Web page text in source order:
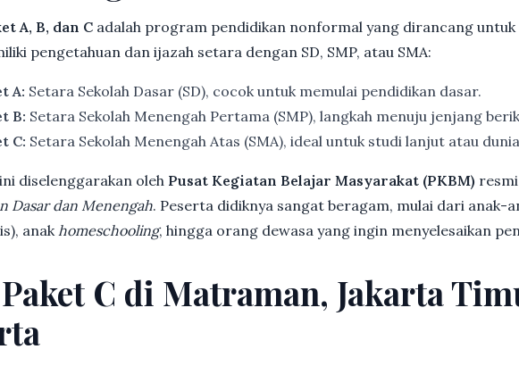
A, B, dan C adalah program pendidikan nonformal yang dirancang untuk
pengetahuan dan ijazah setara dengan SD, SMP, atau SMA:
A: Setara Sekolah Dasar (SD), cocok untuk memulai pendidikan dasar.
B: Setara Sekolah Menengah Pertama (SMP), langkah menuju jenjang
C: Setara Sekolah Menengah Atas (SMA), ideal untuk studi lanjut atau
diselenggarakan oleh Pusat Kegiatan Belajar Masyarakat (PKBM)
Dasar dan Menengah. Peserta didiknya sangat beragam, mulai dari anak-
anak homeschooling, hingga orang dewasa yang ingin menyelesaikan
C di Matraman, Jakarta